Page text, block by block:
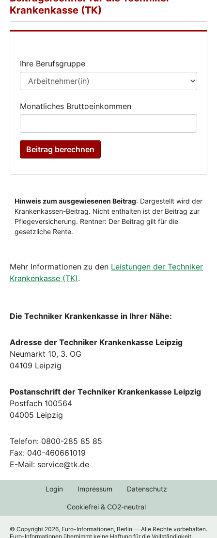
Mehr Informationen zu den Leistungen der Techniker
Krankenkasse (TK).
Die Techniker Krankenkasse in Ihrer Nähe:
Adresse der Techniker Krankenkasse Leipzig
Neumarkt 10, 3. OG
04109 Leipzig
Postanschrift der Techniker Krankenkasse Leipzig
Postfach 100564
04005 Leipzig
Telefon: 0800-285 85 85
Fax: 040-460661019
E-Mail: service@tk.de
Login Impressum Datenschutz
Cookiefrei & CO2-neutral
© Copyright 2026, Euro-Informationen, Berlin — Alle Rechte vorbehalten.
Euro-Informationen übernimmt keine Haftung für die Vollständigkeit,